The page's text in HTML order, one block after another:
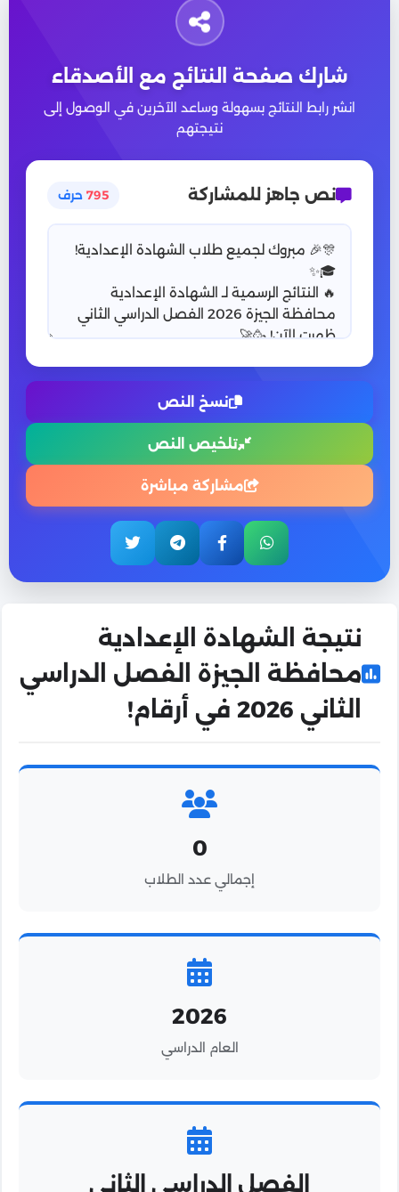
شارك صفحة النتائج مع الأصدقاء
انشر رابط النتائج بسهولة وساعد الآخرين في الوصول إلى
نتيجتهم
نص جاهز للمشاركة 795حرف
نسخ النص
تلخيص النص
مشاركة مباشرة
نتيجة الشهادة الإعدادية
محافظة الجيزة الفصل الدراسي
الثاني 2026 في أرقام!
0
إجمالي عدد الطلاب
2026
العام الدراسي
الفصل الدراسي الثاني